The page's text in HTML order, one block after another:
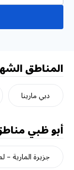
المناطق
دبي مارينا
أبو ظبي
جزيرة المارية